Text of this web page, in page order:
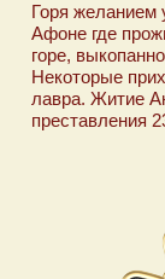
Горя желанием
Афоне где
горе,
Некоторые
лавра. Житие
преставления